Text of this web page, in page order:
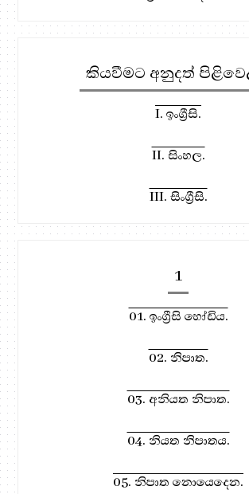
කියවීමට අනුදත්
I. ඉංග්‍රීසි.
II. සිංහල.
III. සිංග්‍රීසි.
1
01. ඉංග්‍රීසි හෝඩිය.
02. නිපාත.
03. අනියත නිපාත.
04. නියත නිපාතය.
05. නිපාත නොයෙදෙන.